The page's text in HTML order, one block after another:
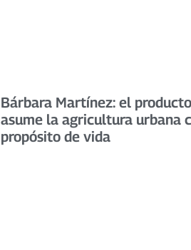
Bárbara Martínez: el
asume la agricultura urbana
propósito de vida